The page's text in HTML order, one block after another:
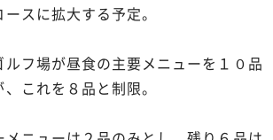
スに拡大する予定。
ルフ場が昼食の主要メニューを１０品
これを８品と制限。